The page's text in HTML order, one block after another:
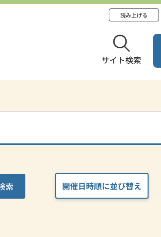
読み上げる
サイト検索
開催日時順に並び替え